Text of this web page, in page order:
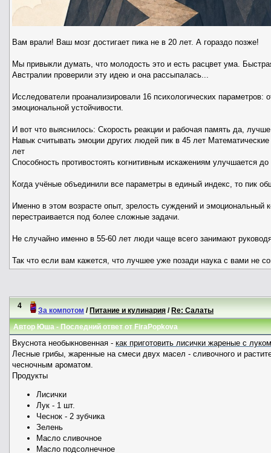
Вам врали! Ваш мозг достигает пика не в 20 лет. А гораздо позже!
Мы привыкли думать, что молодость это и есть расцвет ума.
Австралии проверили эту идею и она рассыпалась...
Исследователи проанализировали 16 психологических
эмоциональной устойчивости.
И вот что выяснилось: Скорость реакции и рабочая память да,
Навык считывать эмоции других людей пик в 45 лет
лет
Способность противостоять когнитивным искажениям улучшается до
Когда учёные объединили все параметры в единый индекс, то пик
Именно в этом возрасте опыт, зрелость суждений и эмоциональный
перестраивается под более сложные задачи.
Не случайно именно в 55-60 лет люди чаще всего занимают
Так что если вам кажется, что лучшее уже позади наука с вами не
4
За компотом / Питание и кулинария / Re: Салаты
Автор Юша - Последний ответ отFiraPopkova
Вкуснота необыкновенная - как приготовить лисички жареные с
Лесные грибы, жаренные на смеси двух масел - сливочного и
чесночным ароматом.
Продукты
Лисички
Лук - 1 шт.
Чеснок - 2 зубчика
Зелень
Масло сливочное
Масло подсолнечное